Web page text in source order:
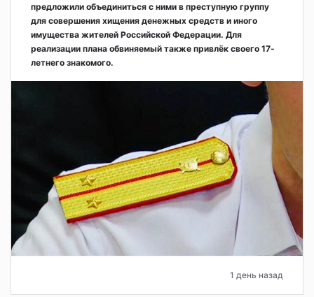
предложили объединиться с ними в преступную группу
для совершения хищения денежных средств и иного
имущества жителей Российской Федерации. Для
реализации плана обвиняемый также привлёк своего 17-
летнего знакомого.
1 день назад